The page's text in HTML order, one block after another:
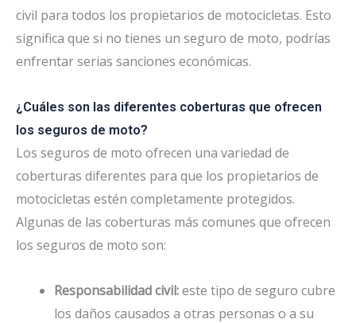
civil para todos los propietarios de motocicletas. Esto
significa que si no tienes un seguro de moto, podrías
enfrentar serias sanciones económicas.
¿Cuáles son las diferentes coberturas que ofrecen
los seguros de moto?
Los seguros de moto ofrecen una variedad de
coberturas diferentes para que los propietarios de
motocicletas estén completamente protegidos.
Algunas de las coberturas más comunes que ofrecen
los seguros de moto son:
Responsabilidad civil:este tipo de seguro cubre
los daños causados ​​a otras personas o a su